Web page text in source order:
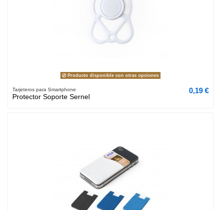
Producto disponible con otras opciones
Tarjeteros para Smartphone
Protector Soporte Sernel
0,19 €